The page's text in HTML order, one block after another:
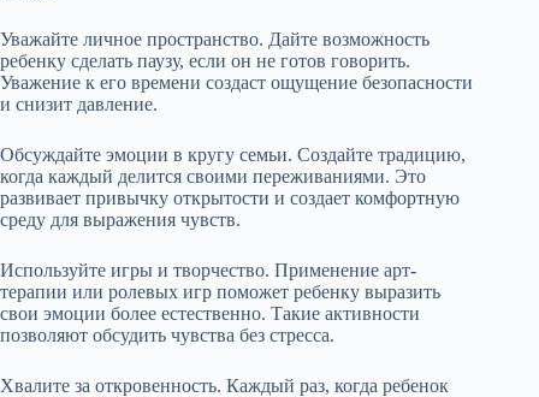
Уважайте личное пространство. Дайте возможность
ребенку сделать паузу, если он не готов говорить.
Уважение к его времени создаст ощущение безопасности
и снизит давление.
Обсуждайте эмоции в кругу семьи. Создайте традицию,
когда каждый делится своими переживаниями. Это
развивает привычку открытости и создает комфортную
среду для выражения чувств.
Используйте игры и творчество. Применение арт-
терапии или ролевых игр поможет ребенку выразить
свои эмоции более естественно. Такие активности
позволяют обсудить чувства без стресса.
Хвалите за откровенность. Каждый раз, когда ребенок